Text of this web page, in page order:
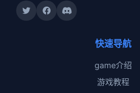
快速导航
game介绍
游戏教程